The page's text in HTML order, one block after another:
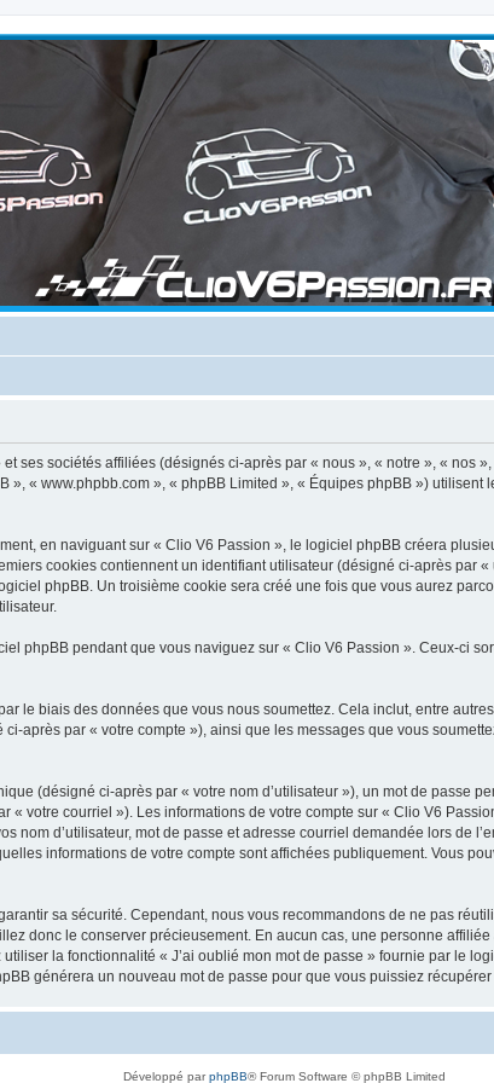
ses sociétés affiliées (désignés ci-après par « nous », « notre », « nos
», « www.phpbb.com », « phpBB Limited », « Équipes phpBB »)
en naviguant sur « Clio V6 Passion », le logiciel phpBB créera
cookies contiennent un identifiant utilisateur (désigné ci-après par
phpBB. Un troisième cookie sera créé une fois que vous aurez
phpBB pendant que vous naviguez sur « Clio V6 Passion ». Ceux-ci
le biais des données que vous nous soumettez. Cela inclut, entre
après par « votre compte »), ainsi que les messages que vous
(désigné ci-après par « votre nom d’utilisateur »), un mot de passe
« votre courriel »). Les informations de votre compte sur « Clio V6
nom d’utilisateur, mot de passe et adresse courriel demandée lors de
informations de votre compte sont affichées publiquement. Vous
sa sécurité. Cependant, nous vous recommandons de ne pas
donc le conserver précieusement. En aucun cas, une personne
la fonctionnalité « J’ai oublié mon mot de passe » fournie par le
générera un nouveau mot de passe pour que vous puissiez récupérer
Développé parphpBB® Forum Software © phpBB Limited